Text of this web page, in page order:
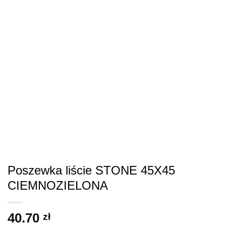
Poszewka liście STONE 45X45
CIEMNOZIELONA
40.70 zł